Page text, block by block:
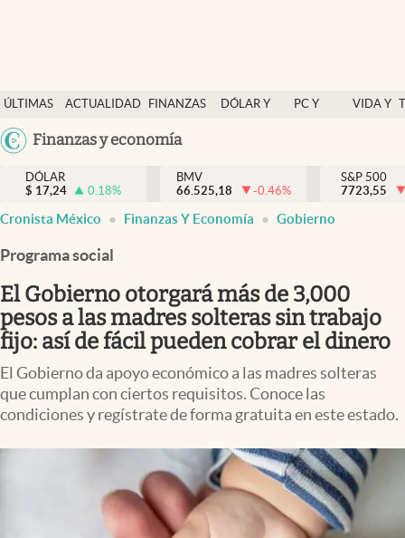
ÚLTIMAS
NOTICIAS
ACTUALIDAD
FINANZAS
DÓLAR Y
PC Y
VIDA Y
México
Finanzas y economía
Actualidad
Finanzas y economía
Dólar y mercados
Pc y celular
Vida y estilo
Tv
Clima
Espiritualidad
abre en nueva pestaña
DÓLAR
$ 17,24 0.18%
BMV
66.525,18
-0.46%
S&P 500
7723,55
Cronista México Finanzas Y Economía Gobierno
Programa social
El Gobierno otorgará más de 3,000
pesos a las madres solteras sin trabajo
fijo: así de fácil pueden cobrar el dinero
El Gobierno da apoyo económico a las madres solteras
que cumplan con ciertos requisitos. Conoce las
condiciones y regístrate de forma gratuita en este estado.